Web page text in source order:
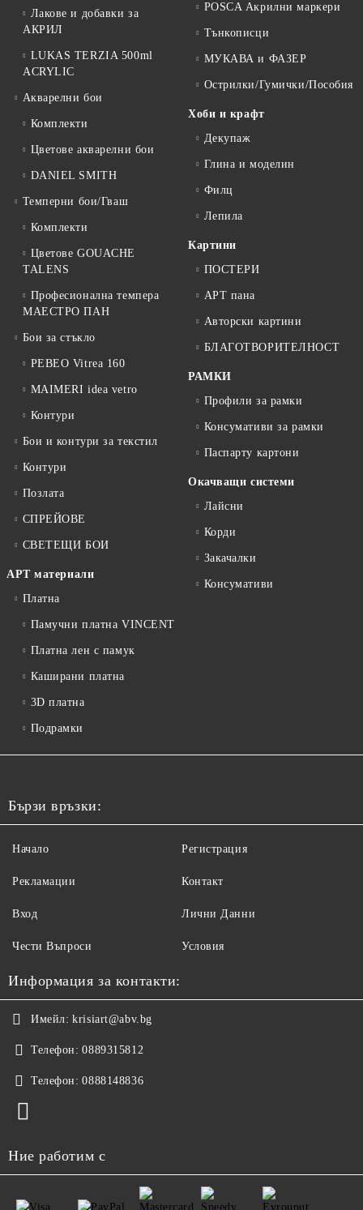
Лакове и добавки за
АКРИЛ
LUKAS TERZIA 500ml
ACRYLIC
Акварелни бои
Комплекти
Цветове акварелни бои
DANIEL SMITH
Темперни бои/Гваш
Комплекти
Цветове GOUACHE
TALENS
Професионална темпера
МАЕСТРО ПАН
Бои за стъкло
PEBEO Vitrea 160
MAIMERI idea vetro
Контури
Бои и контури за текстил
Контури
Позлата
СПРЕЙОВЕ
СВЕТЕЩИ БОИ
АРТ материали
Платна
Памучни платна VINCENT
Платна лен с памук
Каширани платна
3D платна
Подрамки
POSCA Акрилни маркери
Тънкописци
МУКАВА и ФАЗЕР
Острилки/Гумички/Пособия
Хоби и крафт
Декупаж
Глина и моделин
Филц
Лепила
Картини
ПОСТЕРИ
АРТ пана
Авторски картини
БЛАГОТВОРИТЕЛНОСТ
РАМКИ
Профили за рамки
Консумативи за рамки
Паспарту картони
Окачващи системи
Лайсни
Корди
Закачалки
Консумативи
Бързи връзки:
Начало
Рекламации
Вход
Чести Въпроси
Регистрация
Контакт
Лични Данни
Условия
Информация за контакти:
Имейл: krisiart@abv.bg
Телефон: 0889315812
Телефон: 0888148836
Ние работим с